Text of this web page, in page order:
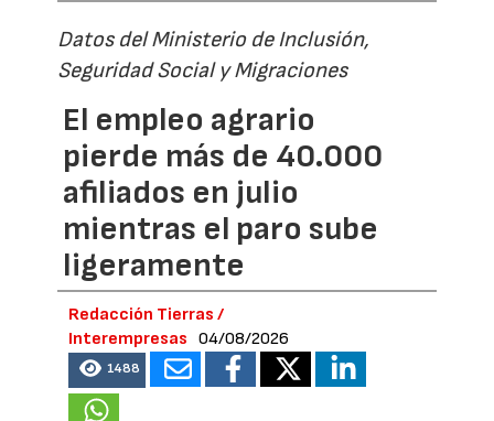
Datos del Ministerio de Inclusión,
Seguridad Social y Migraciones
El empleo agrario
pierde más de 40.000
afiliados en julio
mientras el paro sube
ligeramente
Redacción Tierras /
Interempresas
04/08/2026
1488